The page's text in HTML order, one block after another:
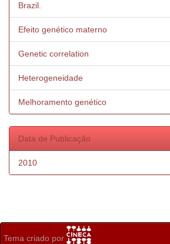
Brazil.
Efeito genético materno
Genetic correlation
Heterogeneidade
Melhoramento genético
Data de Publicação
2010
Tema criado por